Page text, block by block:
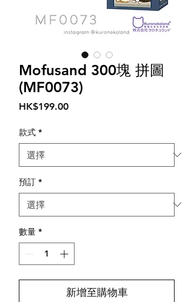
Mofusand 300塊 拼圖
(MF0073)
HK$199.00價
款式 *
預訂 *
數量 *
新增至購物車